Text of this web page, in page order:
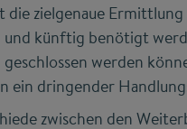
zielgenaue
künftig benötigt
werden
ein dringender
zwischen den